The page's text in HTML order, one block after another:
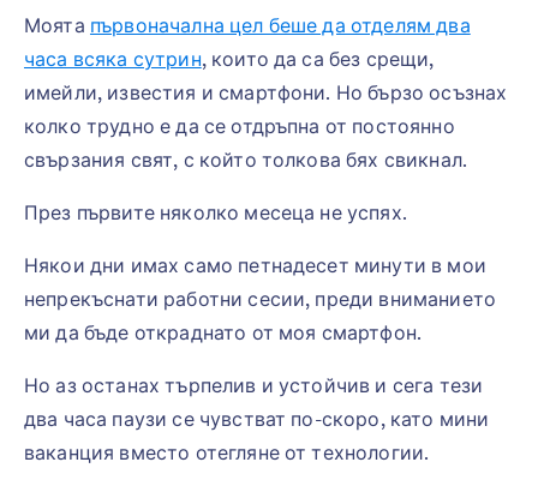
Моята първоначална цел беше да отделям два
часа всяка сутрин, които да са без срещи,
имейли, известия и смартфони. Но бързо осъзнах
колко трудно е да се отдръпна от постоянно
свързания свят, с който толкова бях свикнал.
През първите няколко месеца не успях.
Някои дни имах само петнадесет минути в мои
непрекъснати работни сесии, преди вниманието
ми да бъде откраднато от моя смартфон.
Но аз останах търпелив и устойчив и сега тези
два часа паузи се чувстват по-скоро, като мини
ваканция вместо отегляне от технологии.